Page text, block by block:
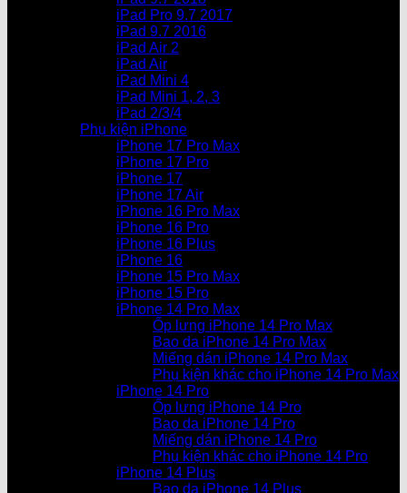
iPad Pro 9.7 2017
iPad 9.7 2016
iPad Air 2
iPad Air
iPad Mini 4
iPad Mini 1, 2, 3
iPad 2/3/4
Phụ kiện iPhone
iPhone 17 Pro Max
iPhone 17 Pro
iPhone 17
iPhone 17 Air
iPhone 16 Pro Max
iPhone 16 Pro
iPhone 16 Plus
iPhone 16
iPhone 15 Pro Max
iPhone 15 Pro
iPhone 14 Pro Max
Ốp lưng iPhone 14 Pro Max
Bao da iPhone 14 Pro Max
Miếng dán iPhone 14 Pro Max
Phụ kiện khác cho iPhone 14 Pro Max
iPhone 14 Pro
Ốp lưng iPhone 14 Pro
Bao da iPhone 14 Pro
Miếng dán iPhone 14 Pro
Phụ kiện khác cho iPhone 14 Pro
iPhone 14 Plus
Bao da iPhone 14 Plus